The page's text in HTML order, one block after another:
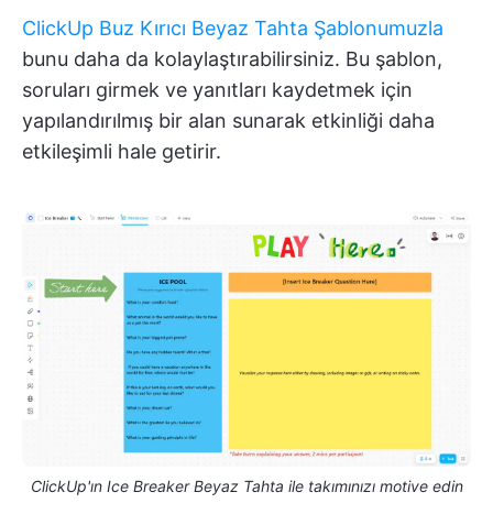
ClickUp Buz Kırıcı Beyaz Tahta Şablonumuzla
bunu daha da kolaylaştırabilirsiniz. Bu şablon,
soruları girmek ve yanıtları kaydetmek için
yapılandırılmış bir alan sunarak etkinliği daha
etkileşimli hale getirir.
ClickUp'ın Ice Breaker Beyaz Tahta ile takımınızı motive edin